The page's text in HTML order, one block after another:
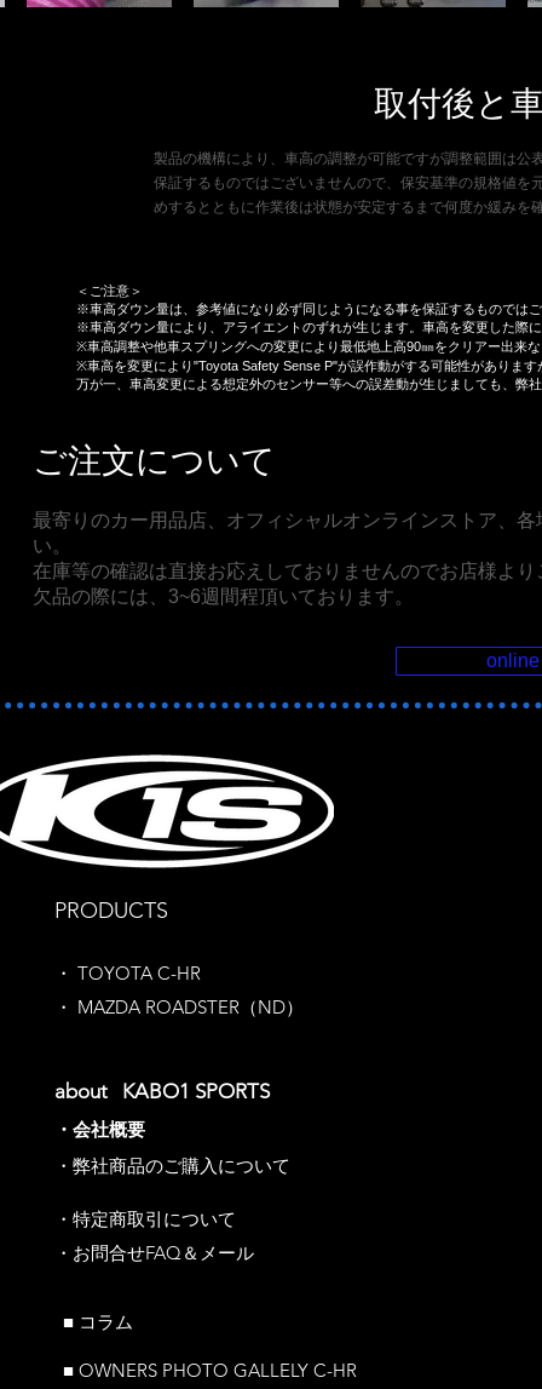
取付後と
製品の機構により、車高の調整が可能ですが調整範囲は
保証するものではございませんので、保安基準の規格値
めするとともに作業後は状態が安定するまで何度か緩み
＜ご注意＞
※車高ダウン量は、参考値になり必ず同じようになる事を保証するものでは
※車高ダウン量により、アライエントのずれが生じます。車高を変更した際
※車高調整や他車スプリングへの変更により最低地上高90㎜をクリアー出来
※車高を変更により"Toyota Safety Sense P"が誤作動がする可能性がありま
万が一、車高変更による想定外のセンサー等への誤差動が生じましても、弊
​ご注文について
最寄りのカー用品店、オフィシャルオンラインストア、
い。
在庫等の確認は直接お応えしておりませんのでお店様よ
欠品の際には、3~6週間程頂いております。
​PRODUCTS
​・ TOYOTA C-HR
​・ MAZDA ROADSTER（ND）
about ​KABO1 SPORTS
・ 会社概要
​・弊社商品のご購入について
・特定商取引について
​・お問合せFAQ＆メール
■ ​コラム
■ OWNERS PHOTO GALLELY C-HR